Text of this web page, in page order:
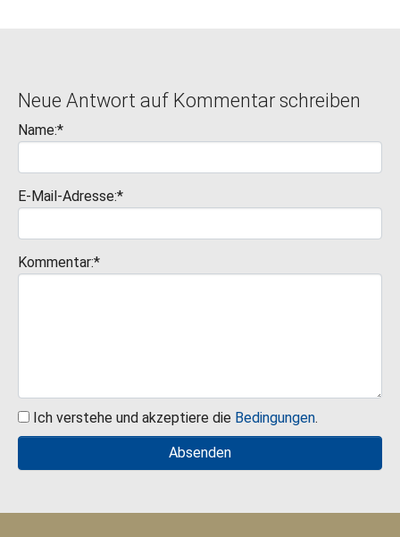
Neue Antwort auf Kommentar schreiben
Name:*
E-Mail-Adresse:*
Kommentar:*
Ich verstehe und akzeptiere die Bedingungen.